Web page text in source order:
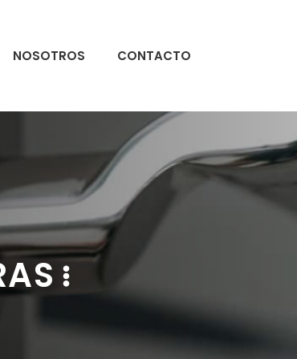
NOSOTROS CONTACTO